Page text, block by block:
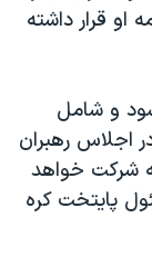
قرار داشته
شود و شامل
اجلاس رهبران
شرکت خواهد
پایتخت کره